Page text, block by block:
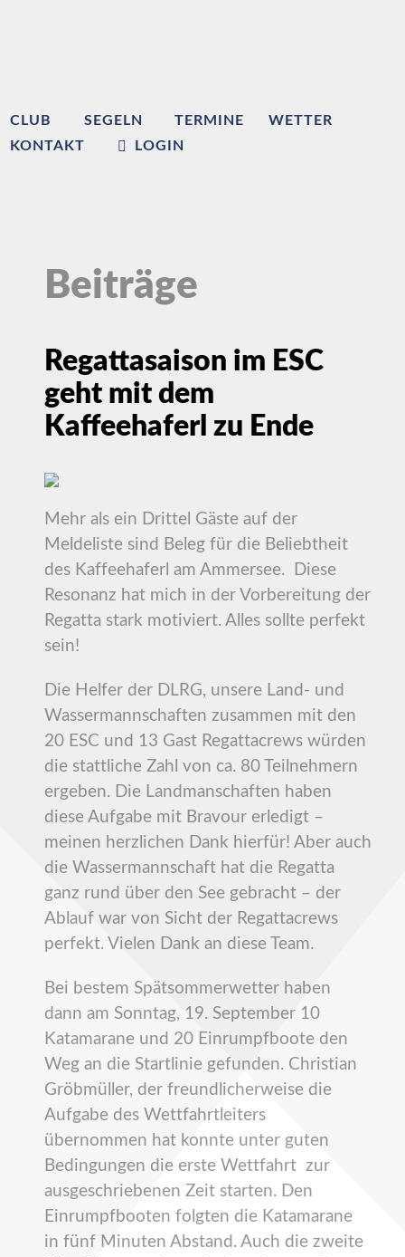
CLUB SEGELN TERMINE
WETTER
KONTAKT
LOGIN
Beiträge
Regattasaison im ESC
geht mit dem
Kaffeehaferl zu Ende
Mehr als ein Drittel Gäste auf der
Meldeliste sind Beleg für die Beliebtheit
des Kaffeehaferl am Ammersee. Diese
Resonanz hat mich in der Vorbereitung der
Regatta stark motiviert. Alles sollte perfekt
sein!
Die Helfer der DLRG, unsere Land- und
Wassermannschaften zusammen mit den
20 ESC und 13 Gast Regattacrews würden
die stattliche Zahl von ca. 80 Teilnehmern
ergeben. Die Landmanschaften haben
diese Aufgabe mit Bravour erledigt –
meinen herzlichen Dank hierfür! Aber auch
die Wassermannschaft hat die Regatta
ganz rund über den See gebracht – der
Ablauf war von Sicht der Regattacrews
perfekt. Vielen Dank an diese Team.
Bei bestem Spätsommerwetter haben
dann am Sonntag, 19. September 10
Katamarane und 20 Einrumpfboote den
Weg an die Startlinie gefunden. Christian
Gröbmüller, der freundlicherweise die
Aufgabe des Wettfahrtleiters
übernommen hat konnte unter guten
Bedingungen die erste Wettfahrt zur
ausgeschriebenen Zeit starten. Den
Einrumpfbooten folgten die Katamarane
in fünf Minuten Abstand. Auch die zweite